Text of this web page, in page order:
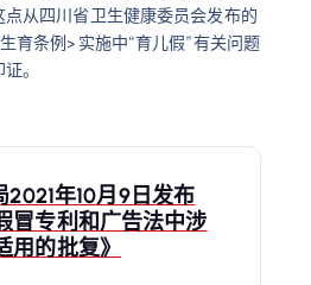
从四川省卫生健康委员会发布的
育条例>实施中“育儿假”有关问题
。
2021年10月9日发布
冒专利和广告法中涉
用的批复》